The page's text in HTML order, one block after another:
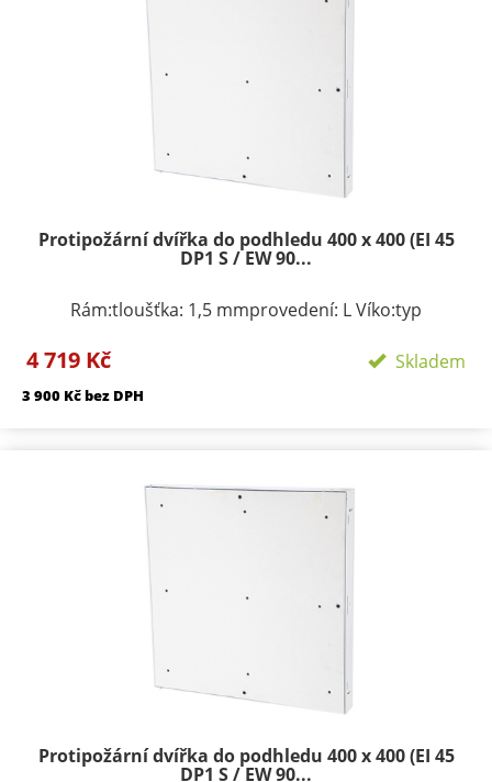
Protipožární dvířka do podhledu 400 x 400 (EI 45
DP1 S / EW 90...
Rám:tloušťka: 1,5 mmprovedení: L Víko:typ
podle rozměru 1-3provedení: výko s SDK výplní
4 719 Kč Skladem
3 900 Kč bez DPH
Protipožární dvířka do podhledu 400 x 400 (EI 45
DP1 S / EW 90...